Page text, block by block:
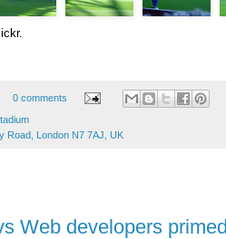
0 comments
Road, London N7 7AJ, UK
Web developers